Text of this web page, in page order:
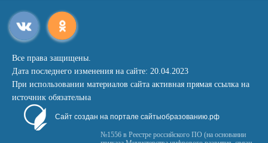
Все права защищены.
Дата последнего изменения на сайте: 20.04.2023
При использовании материалов сайта активная прямая ссылка на
источник обязательна
Сайт создан на портале сайтыобразованию.рф
№1556 в Реестре российского ПО (на основании